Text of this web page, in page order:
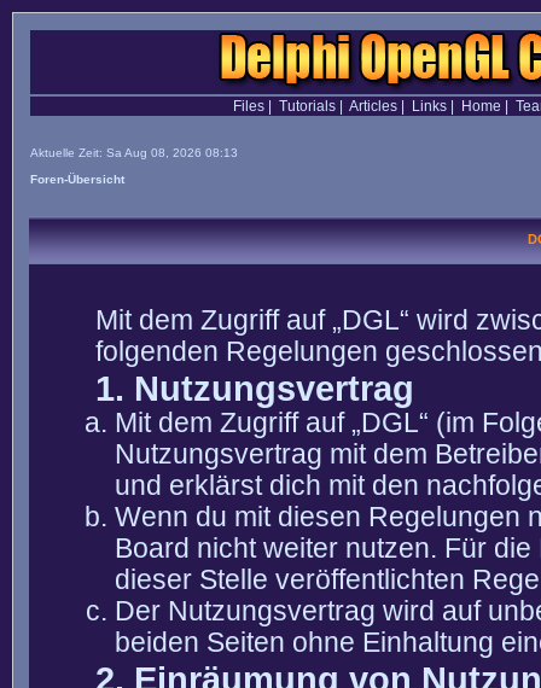
Files| Tutorials| Articles| Links| Home
Aktuelle Zeit: Sa Aug 08, 2026 08:13
Foren-Übersicht
Mit dem Zugriff auf „DGL“ wird
folgenden Regelungen
1. Nutzungsvertrag
Mit dem Zugriff auf „DGL“ (im
Nutzungsvertrag mit dem
und erklärst dich mit den
Wenn du mit diesen Regelungen
Board nicht weiter nutzen. Für
dieser Stelle veröffentlichten
Der Nutzungsvertrag wird auf
beiden Seiten ohne Einhaltung
2. Einräumung von